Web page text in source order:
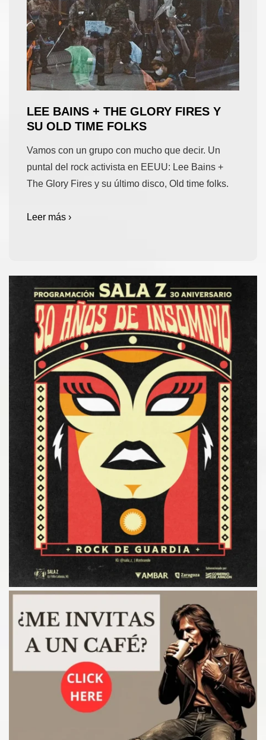
LEE BAINS + THE GLORY FIRES Y
SU OLD TIME FOLKS
Vamos con un grupo con mucho que decir. Un
puntal del rock activista en EEUU: Lee Bains +
The Glory Fires y su último disco, Old time folks.
Leer más ›